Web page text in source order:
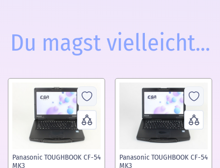
Du magst vielleicht...
Panasonic TOUGHBOOK CF-54
MK3
Panasonic TOUGHBOOK CF-54
MK3